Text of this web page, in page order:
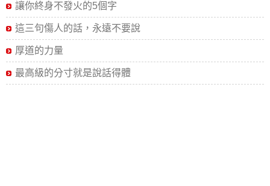
讓你終身不發火的5個字
這三句傷人的話，永遠不要說
厚道的力量
最高級的分寸就是說話得體